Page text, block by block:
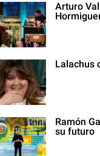
Arturo
Lalachus
Ramón
su futuro